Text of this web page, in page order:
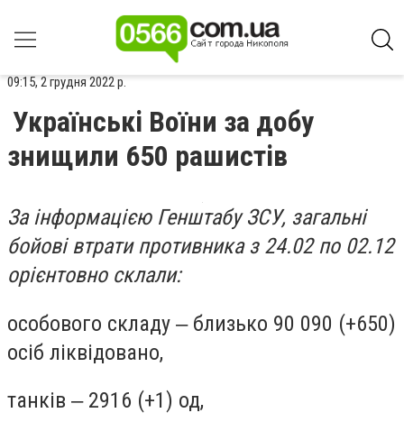
09:15, 2 грудня 2022 р.
Українські Воїни за добу
знищили 650 рашистів
За інформацією Генштабу ЗСУ, загальні
бойові втрати противника з 24.02 по 02.12
орієнтовно склали:
особового складу ‒ близько 90 090 (+650)
осіб ліквідовано,
танків ‒ 2916 (+1) од,